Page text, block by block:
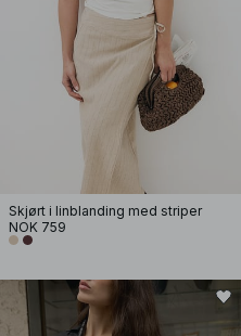
Skjørt i linblanding med striper
NOK 759